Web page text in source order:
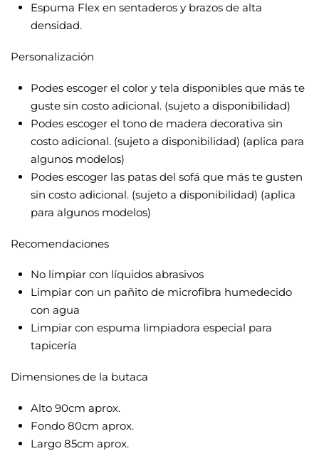
Espuma Flex en sentaderos y brazos de alta
densidad.
Personalización
Podes escoger el color y tela disponibles que más te
guste sin costo adicional. (sujeto a disponibilidad)
Podes escoger el tono de madera decorativa sin
costo adicional. (sujeto a disponibilidad) (aplica para
algunos modelos)
Podes escoger las patas del sofá que más te gusten
sin costo adicional. (sujeto a disponibilidad) (aplica
para algunos modelos)
Recomendaciones
No limpiar con líquidos abrasivos
Limpiar con un pañito de microfibra humedecido
con agua
Limpiar con espuma limpiadora especial para
tapicería
Dimensiones de la butaca
Alto 90cm aprox.
Fondo 80cm aprox.
Largo 85cm aprox.